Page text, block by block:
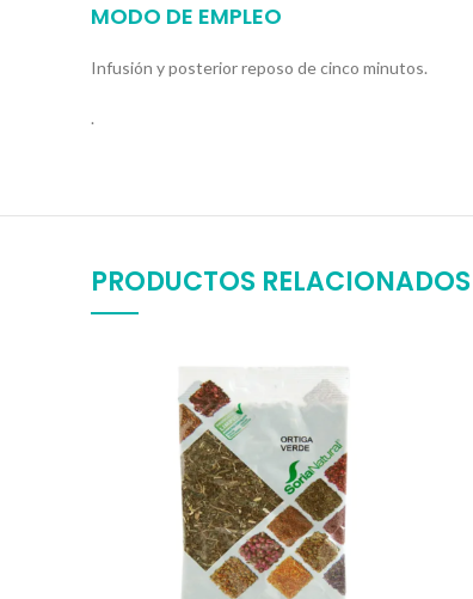
MODO DE EMPLEO
Infusión y posterior reposo de cinco minutos.
.
PRODUCTOS RELACIONADOS